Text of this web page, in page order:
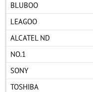
BLUBOO
LEAGOO
ALCATEL ND
NO.1
SONY
TOSHIBA